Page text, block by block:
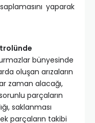
yaparak
bünyesinde
oluşan arızaların
zaman alacağı,
parçaların
saklanması
parçaların takibi